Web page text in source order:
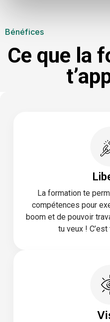
Bénéfices
Ce que la
La formation te
compétences pour
boom et de pouvoir
tu veux !